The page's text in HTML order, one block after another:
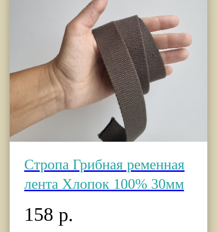
Стропа Грибная ременная
лента Хлопок 100% 30мм
158 р.